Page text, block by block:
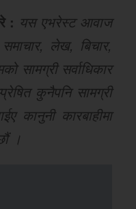
: यस एभरेस्ट आवाज
लेख, बिचार,
सामग्री सर्वाधिकार
कुनैपनि सामग्री
कानुनी कारबाहीमा
।